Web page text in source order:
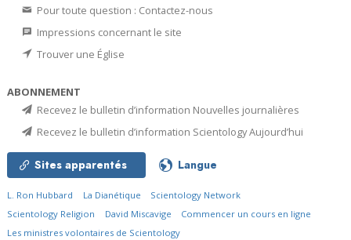
Pour toute question : Contactez-nous
Impressions concernant le site
Trouver une Église
ABONNEMENT
Recevez le bulletin d’information Nouvelles journalières
Recevez le bulletin d’information Scientology Aujourd’hui
Sites apparentés Langue
L. Ron Hubbard La Dianétique
Scientology Network
Scientology Religion
David Miscavige
Commencer un cours en ligne
Les ministres volontaires de Scientology